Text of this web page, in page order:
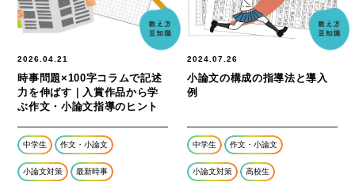
2026.04.21
時事問題×100字コラムで記述
力を伸ばす｜入賞作品から学
ぶ作文・小論文指導のヒント
中学生 作文・小論文
小論文対策 最新時事
2024.07.26
小論文の構成の指導法と導入
例
中学生 作文・小論文
小論文対策 高校生